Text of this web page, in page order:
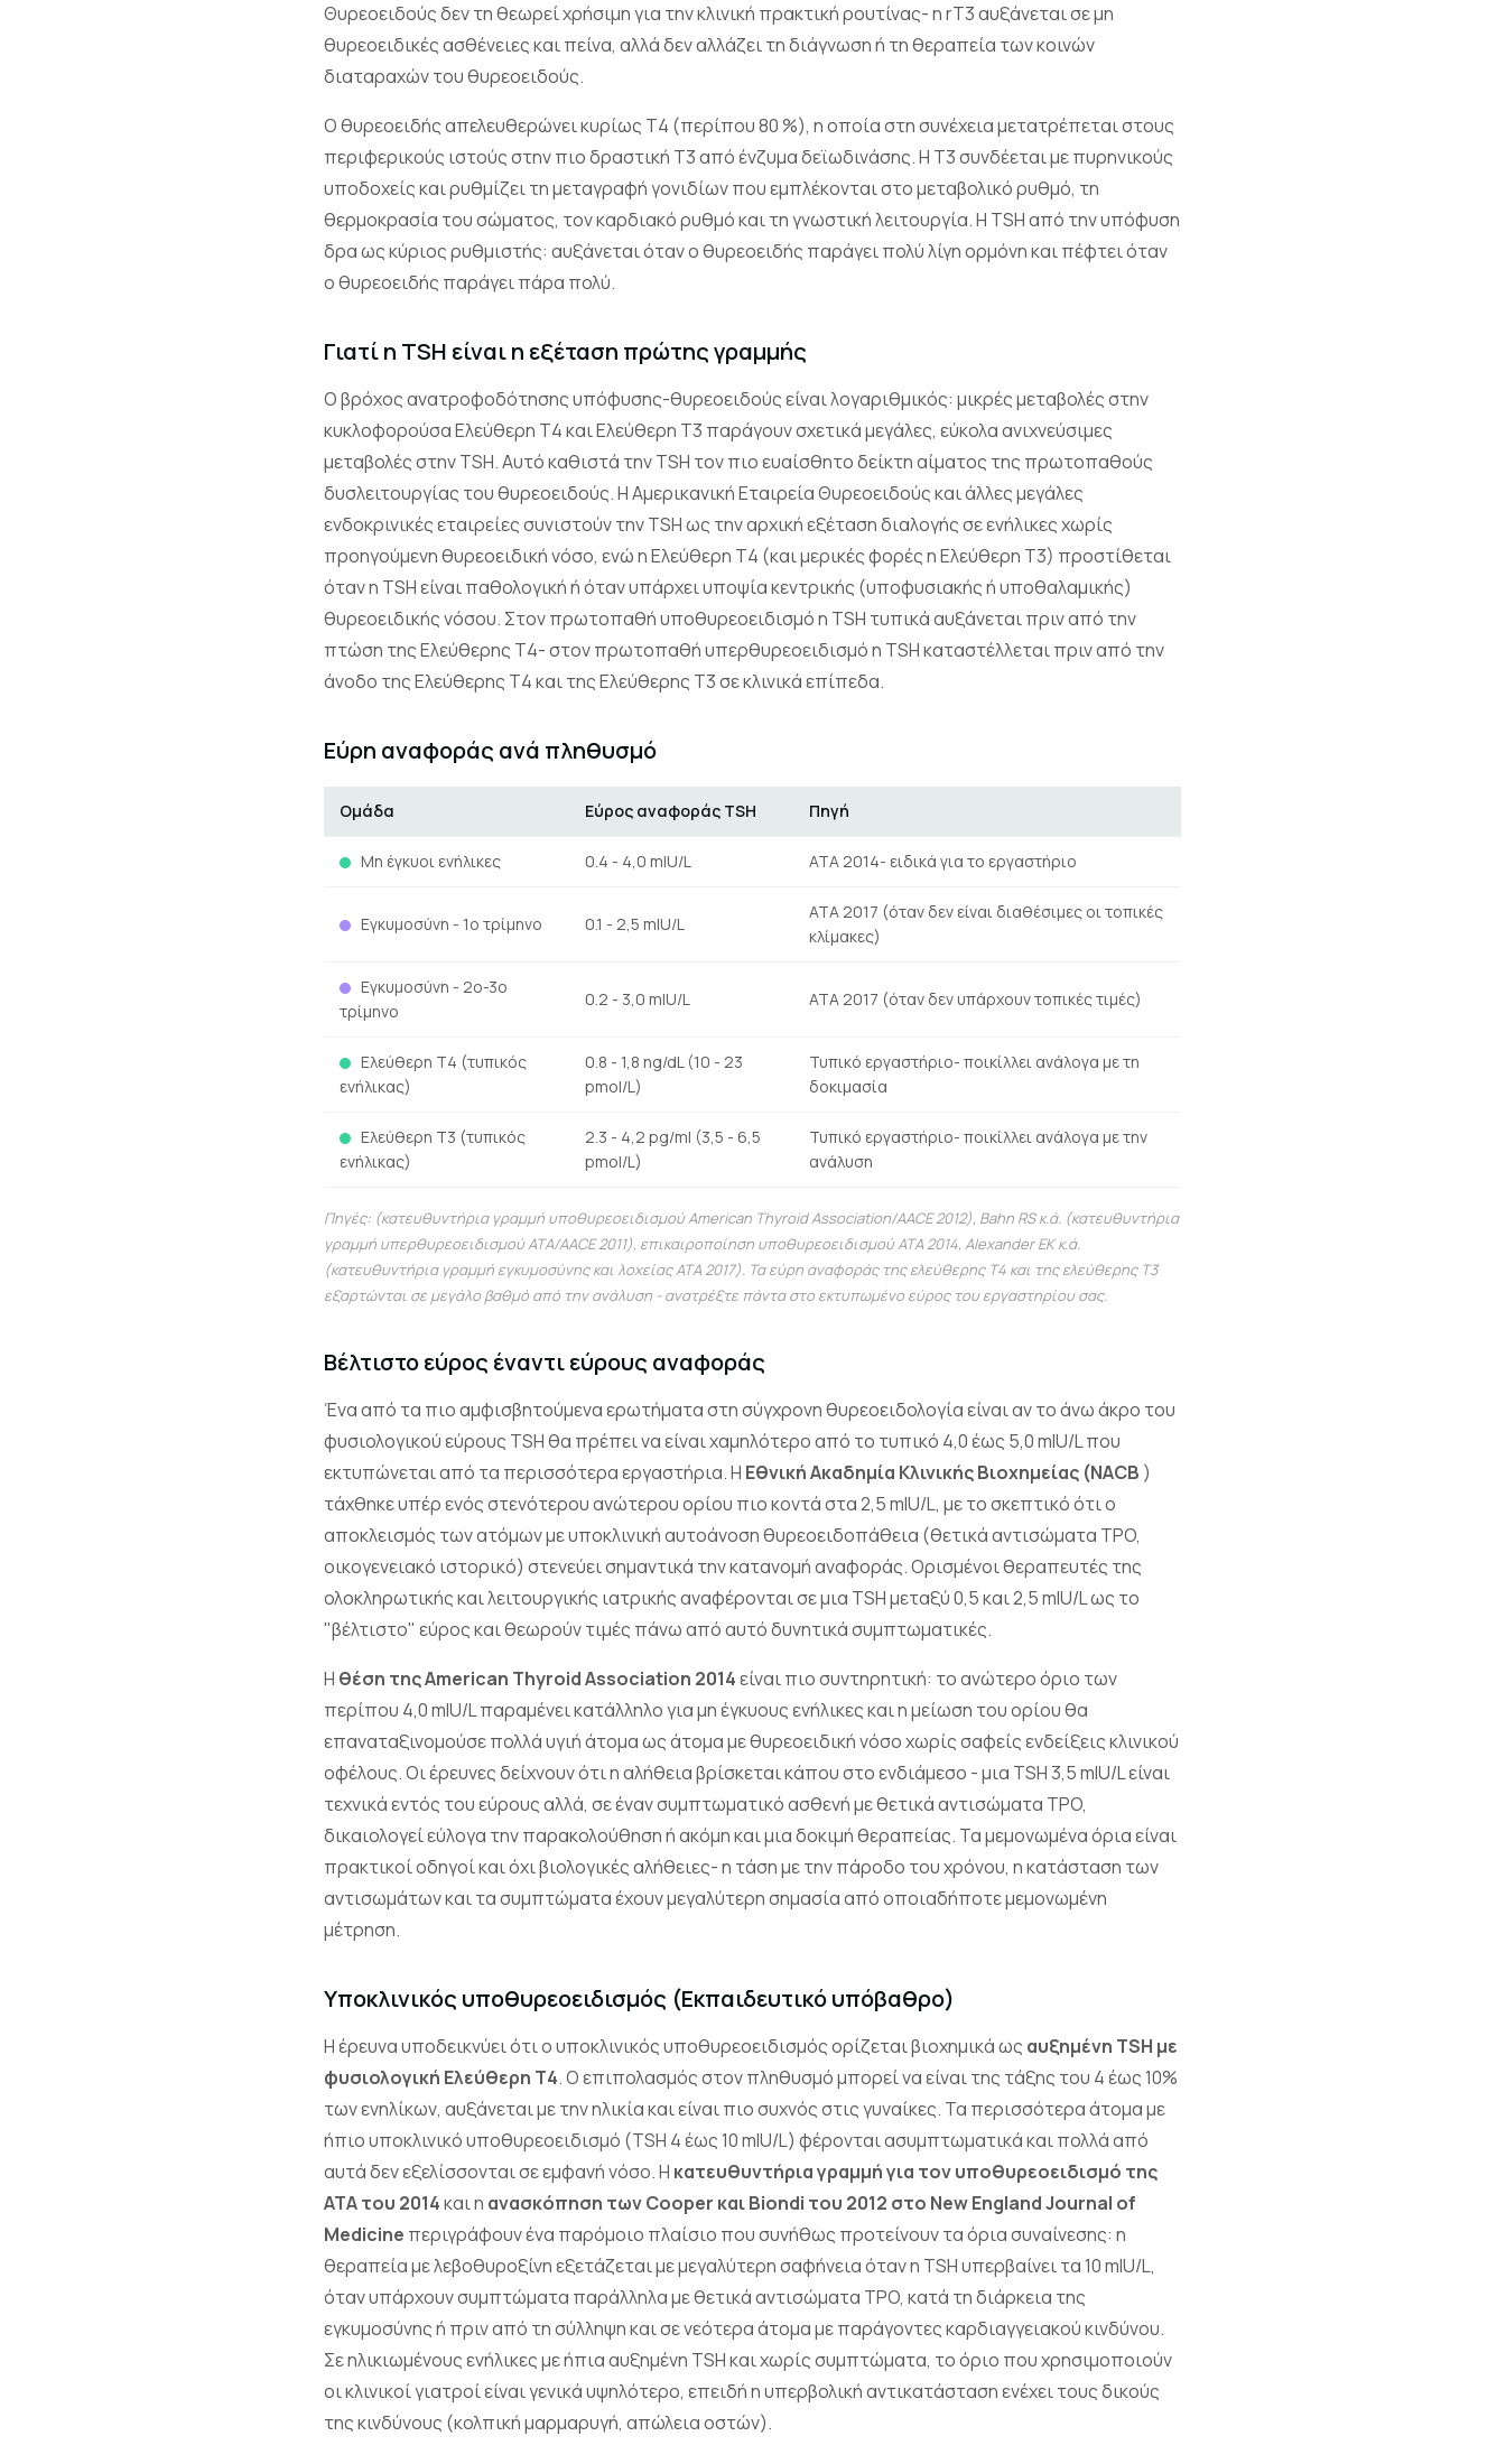
Θυρεοειδούς δεν τη θεωρεί χρήσιμη για την κλινική πρακτική ρουτίνας- η rT3 αυξάνεται σε μη
θυρεοειδικές ασθένειες και πείνα, αλλά δεν αλλάζει τη διάγνωση ή τη θεραπεία των κοινών
διαταραχών του θυρεοειδούς.
Ο θυρεοειδής απελευθερώνει κυρίως Τ4 (περίπου 80 %), η οποία στη συνέχεια μετατρέπεται στους
περιφερικούς ιστούς στην πιο δραστική Τ3 από ένζυμα δεϊωδινάσης. Η Τ3 συνδέεται με πυρηνικούς
υποδοχείς και ρυθμίζει τη μεταγραφή γονιδίων που εμπλέκονται στο μεταβολικό ρυθμό, τη
θερμοκρασία του σώματος, τον καρδιακό ρυθμό και τη γνωστική λειτουργία. Η TSH από την υπόφυση
δρα ως κύριος ρυθμιστής: αυξάνεται όταν ο θυρεοειδής παράγει πολύ λίγη ορμόνη και πέφτει όταν
ο θυρεοειδής παράγει πάρα πολύ.
Γιατί η TSH είναι η εξέταση πρώτης γραμμής
Ο βρόχος ανατροφοδότησης υπόφυσης-θυρεοειδούς είναι λογαριθμικός: μικρές μεταβολές στην
κυκλοφορούσα Ελεύθερη Τ4 και Ελεύθερη Τ3 παράγουν σχετικά μεγάλες, εύκολα ανιχνεύσιμες
μεταβολές στην TSH. Αυτό καθιστά την TSH τον πιο ευαίσθητο δείκτη αίματος της πρωτοπαθούς
δυσλειτουργίας του θυρεοειδούς. Η Αμερικανική Εταιρεία Θυρεοειδούς και άλλες μεγάλες
ενδοκρινικές εταιρείες συνιστούν την TSH ως την αρχική εξέταση διαλογής σε ενήλικες χωρίς
προηγούμενη θυρεοειδική νόσο, ενώ η Ελεύθερη Τ4 (και μερικές φορές η Ελεύθερη Τ3) προστίθεται
όταν η TSH είναι παθολογική ή όταν υπάρχει υποψία κεντρικής (υποφυσιακής ή υποθαλαμικής)
θυρεοειδικής νόσου. Στον πρωτοπαθή υποθυρεοειδισμό η TSH τυπικά αυξάνεται πριν από την
πτώση της Ελεύθερης Τ4- στον πρωτοπαθή υπερθυρεοειδισμό η TSH καταστέλλεται πριν από την
άνοδο της Ελεύθερης Τ4 και της Ελεύθερης Τ3 σε κλινικά επίπεδα.
Εύρη αναφοράς ανά πληθυσμό
Ομάδα Εύρος αναφοράς TSH Πηγή
Μη έγκυοι ενήλικες 0.4 - 4,0 mIU/L ATA 2014- ειδικά για το εργαστήριο
Εγκυμοσύνη - 1ο τρίμηνο 0.1 - 2,5 mIU/L
ATA 2017 (όταν δεν είναι διαθέσιμες οι τοπικές
κλίμακες)
Εγκυμοσύνη - 2ο-3ο
τρίμηνο
0.2 - 3,0 mIU/L ATA 2017 (όταν δεν υπάρχουν τοπικές τιμές)
Ελεύθερη Τ4 (τυπικός
ενήλικας)
0.8 - 1,8 ng/dL (10 - 23
pmol/L)
Τυπικό εργαστήριο- ποικίλλει ανάλογα με τη
δοκιμασία
Ελεύθερη Τ3 (τυπικός
ενήλικας)
2.3 - 4,2 pg/ml (3,5 - 6,5
pmol/L)
Τυπικό εργαστήριο- ποικίλλει ανάλογα με την
ανάλυση
Πηγές: (κατευθυντήρια γραμμή υποθυρεοειδισμού American Thyroid Association/AACE 2012), Bahn RS κ.ά. (κατευθυντήρια
γραμμή υπερθυρεοειδισμού ATA/AACE 2011), επικαιροποίηση υποθυρεοειδισμού ATA 2014, Alexander EK κ.ά.
(κατευθυντήρια γραμμή εγκυμοσύνης και λοχείας ATA 2017). Τα εύρη αναφοράς της ελεύθερης T4 και της ελεύθερης T3
εξαρτώνται σε μεγάλο βαθμό από την ανάλυση - ανατρέξτε πάντα στο εκτυπωμένο εύρος του εργαστηρίου σας.
Βέλτιστο εύρος έναντι εύρους αναφοράς
Ένα από τα πιο αμφισβητούμενα ερωτήματα στη σύγχρονη θυρεοειδολογία είναι αν το άνω άκρο του
φυσιολογικού εύρους TSH θα πρέπει να είναι χαμηλότερο από το τυπικό 4,0 έως 5,0 mIU/L που
εκτυπώνεται από τα περισσότερα εργαστήρια. Η Εθνική Ακαδημία Κλινικής Βιοχημείας (NACB )
τάχθηκε υπέρ ενός στενότερου ανώτερου ορίου πιο κοντά στα 2,5 mIU/L, με το σκεπτικό ότι ο
αποκλεισμός των ατόμων με υποκλινική αυτοάνοση θυρεοειδοπάθεια (θετικά αντισώματα TPO,
οικογενειακό ιστορικό) στενεύει σημαντικά την κατανομή αναφοράς. Ορισμένοι θεραπευτές της
ολοκληρωτικής και λειτουργικής ιατρικής αναφέρονται σε μια TSH μεταξύ 0,5 και 2,5 mIU/L ως το
"βέλτιστο" εύρος και θεωρούν τιμές πάνω από αυτό δυνητικά συμπτωματικές.
Η θέση της American Thyroid Association 2014είναι πιο συντηρητική: το ανώτερο όριο των
περίπου 4,0 mIU/L παραμένει κατάλληλο για μη έγκυους ενήλικες και η μείωση του ορίου θα
επαναταξινομούσε πολλά υγιή άτομα ως άτομα με θυρεοειδική νόσο χωρίς σαφείς ενδείξεις κλινικού
οφέλους. Οι έρευνες δείχνουν ότι η αλήθεια βρίσκεται κάπου στο ενδιάμεσο - μια TSH 3,5 mIU/L είναι
τεχνικά εντός του εύρους αλλά, σε έναν συμπτωματικό ασθενή με θετικά αντισώματα TPO,
δικαιολογεί εύλογα την παρακολούθηση ή ακόμη και μια δοκιμή θεραπείας. Τα μεμονωμένα όρια είναι
πρακτικοί οδηγοί και όχι βιολογικές αλήθειες- η τάση με την πάροδο του χρόνου, η κατάσταση των
αντισωμάτων και τα συμπτώματα έχουν μεγαλύτερη σημασία από οποιαδήποτε μεμονωμένη
μέτρηση.
Υποκλινικός υποθυρεοειδισμός (Εκπαιδευτικό υπόβαθρο)
Η έρευνα υποδεικνύει ότι ο υποκλινικός υποθυρεοειδισμός ορίζεται βιοχημικά ως αυξημένη TSH με
φυσιολογική Ελεύθερη Τ4. Ο επιπολασμός στον πληθυσμό μπορεί να είναι της τάξης του 4 έως 10%
των ενηλίκων, αυξάνεται με την ηλικία και είναι πιο συχνός στις γυναίκες. Τα περισσότερα άτομα με
ήπιο υποκλινικό υποθυρεοειδισμό (TSH 4 έως 10 mIU/L) φέρονται ασυμπτωματικά και πολλά από
αυτά δεν εξελίσσονται σε εμφανή νόσο. Η κατευθυντήρια γραμμή για τον υποθυρεοειδισμό της
ATA του 2014και η ανασκόπηση των Cooper και Biondi του 2012 στο New England Journal of
Medicine περιγράφουν ένα παρόμοιο πλαίσιο που συνήθως προτείνουν τα όρια συναίνεσης: η
θεραπεία με λεβοθυροξίνη εξετάζεται με μεγαλύτερη σαφήνεια όταν η TSH υπερβαίνει τα 10 mIU/L,
όταν υπάρχουν συμπτώματα παράλληλα με θετικά αντισώματα TPO, κατά τη διάρκεια της
εγκυμοσύνης ή πριν από τη σύλληψη και σε νεότερα άτομα με παράγοντες καρδιαγγειακού κινδύνου.
Σε ηλικιωμένους ενήλικες με ήπια αυξημένη TSH και χωρίς συμπτώματα, το όριο που χρησιμοποιούν
οι κλινικοί γιατροί είναι γενικά υψηλότερο, επειδή η υπερβολική αντικατάσταση ενέχει τους δικούς
της κινδύνους (κολπική μαρμαρυγή, απώλεια οστών).